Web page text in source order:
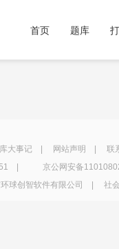
首页 题库
大事记| 网站声明 联
京公网安备
环球创智软件有限公司 | 社